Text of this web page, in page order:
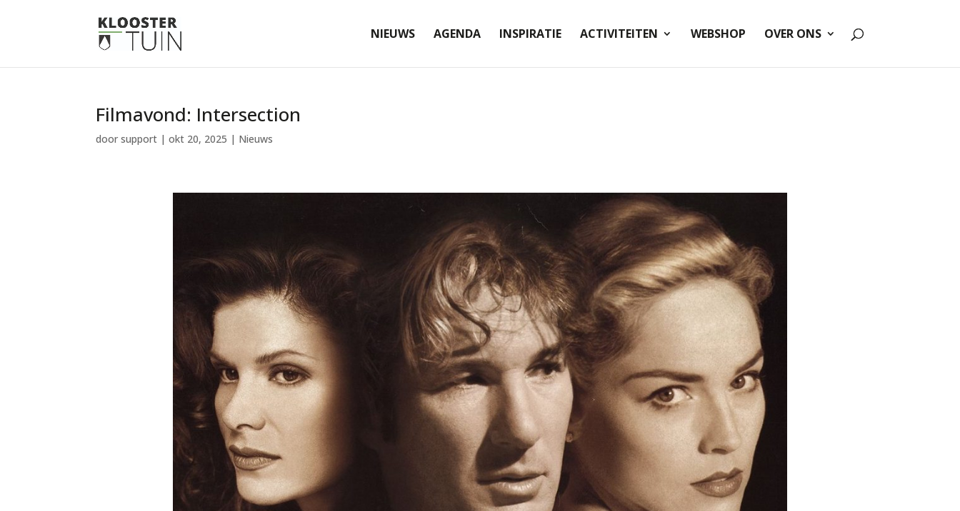
NIEUWS AGENDA INSPIRATIE ACTIVITEITEN WEBSHOP OVER ONS
Filmavond: Intersection
doorsupport |okt 20, 2025 | Nieuws